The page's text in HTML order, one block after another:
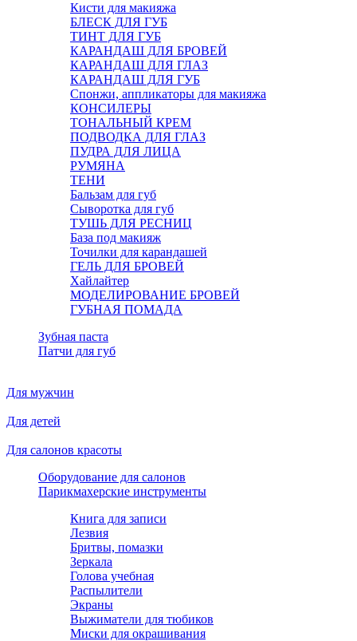
Кисти для макияжа
БЛЕСК ДЛЯ ГУБ
ТИНТ ДЛЯ ГУБ
КАРАНДАШ ДЛЯ БРОВЕЙ
КАРАНДАШ ДЛЯ ГЛАЗ
КАРАНДАШ ДЛЯ ГУБ
Спонжи, аппликаторы для макияжа
КОНСИЛЕРЫ
ТОНАЛЬНЫЙ КРЕМ
ПОДВОДКА ДЛЯ ГЛАЗ
ПУДРА ДЛЯ ЛИЦА
РУМЯНА
ТЕНИ
Бальзам для губ
Сыворотка для губ
ТУШЬ ДЛЯ РЕСНИЦ
База под макияж
Точилки для карандашей
ГЕЛЬ ДЛЯ БРОВЕЙ
Хайлайтер
МОДЕЛИРОВАНИЕ БРОВЕЙ
ГУБНАЯ ПОМАДА
Зубная паста
Патчи для губ
Для мужчин
Для детей
Для салонов красоты
Оборудование для салонов
Парикмахерские инструменты
Книга для записи
Лезвия
Бритвы, помазки
Зеркала
Голова учебная
Распылители
Экраны
Выжиматели для тюбиков
Миски для окрашивания